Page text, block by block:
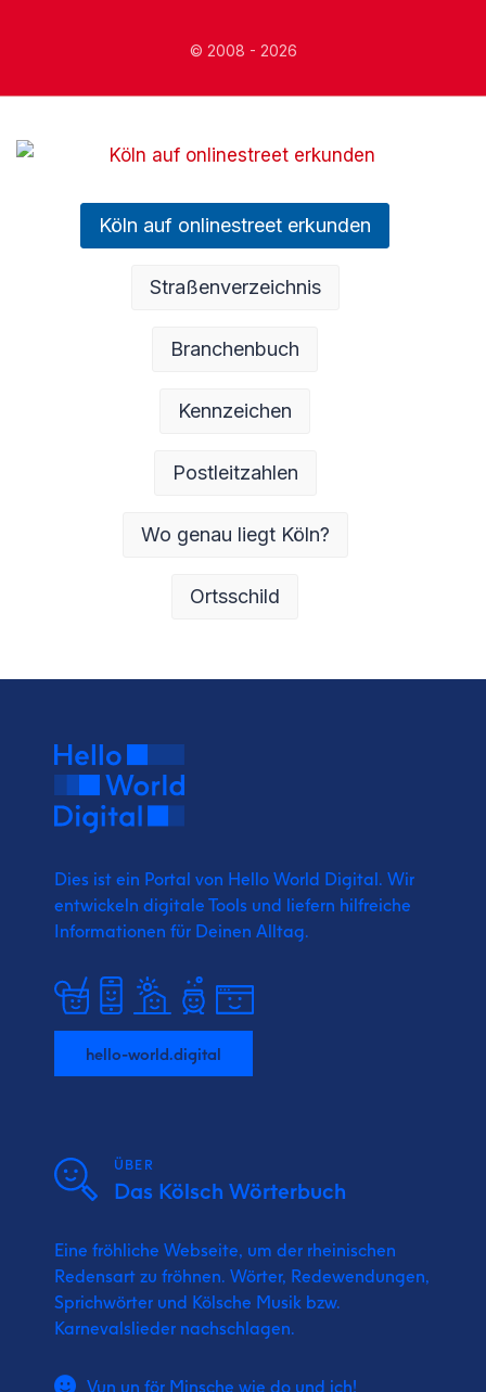
© 2008 - 2026
Köln auf onlinestreet erkunden
Straßenverzeichnis
Branchenbuch
Kennzeichen
Postleitzahlen
Wo genau liegt Köln?
Ortsschild
Dies ist ein Portal von Hello World Digital. Wir
entwickeln digitale Tools und liefern hilfreiche
Informationen für Deinen Alltag.
hello-world.digital
ÜBER
Das Kölsch Wörterbuch
Eine fröhliche Webseite, um der rheinischen
Redensart zu fröhnen. Wörter, Redewendungen,
Sprichwörter und Kölsche Musik bzw.
Karnevalslieder nachschlagen.
Vun un för Minsche wie do und ich!